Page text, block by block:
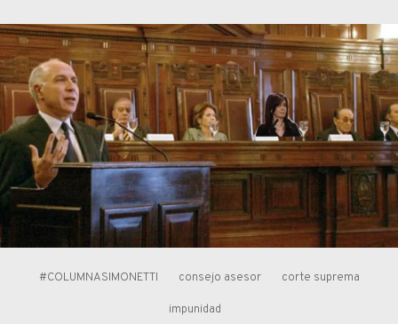
#COLUMNASIMONETTI consejo asesor corte suprema
impunidad